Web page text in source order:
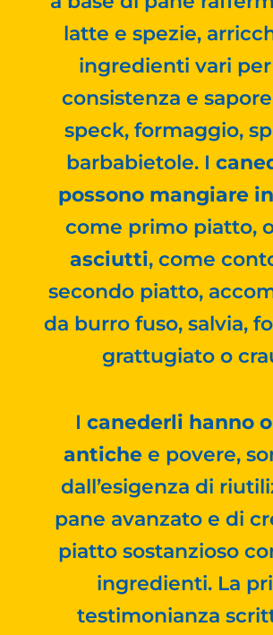
latte e spezie,
ingredienti vari
consistenza e
speck, formaggio,
barbabietole. I
possono mangiare
come primo piatto,
asciutti, come
secondo piatto,
da burro fuso, salvia,
grattugiato o
I canederli hanno
antichee povere,
dall’esigenza di
pane avanzato e di
piatto sostanzioso
ingredienti. La
testimonianza